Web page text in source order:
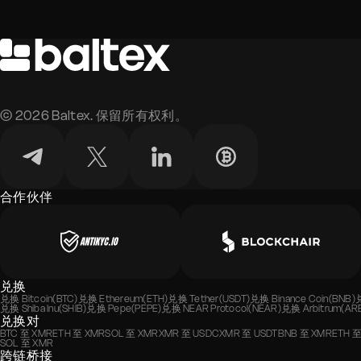
© 2026 Baltex. 保留所有权利。
合作伙伴
兑换
兑换 Bitcoin(BTC) 兑换 Ethereum(ETH) 兑换 Tether(USDT) 兑换 Binance Coin(BNB)
兑换 Shiba Inu(SHIB) 兑换 Pepe(PEPE) 兑换 NEAR Protocol(NEAR)兑换
兑换对
BTC 至 XMRETH至 XMRSOL 至 XMRXMR 至 USDCXMR 至 USDTBNB 至 XMRETH 至
SOL 至 XMR
跨链桥接